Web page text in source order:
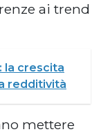
ai trend
la crescita
redditività
mettere